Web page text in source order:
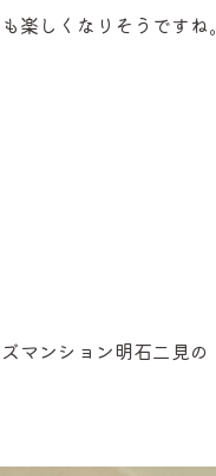
楽しくなりそうですね。
マンション明石二見の